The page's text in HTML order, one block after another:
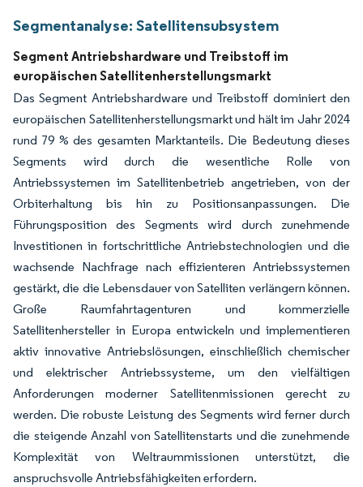
Segmentanalyse: Satellitensubsystem
Segment Antriebshardware und Treibstoff im
europäischen Satellitenherstellungsmarkt
Das Segment Antriebshardware und Treibstoff dominiert den
europäischen Satellitenherstellungsmarkt und hält im Jahr 2024
rund 79 % des gesamten Marktanteils. Die Bedeutung dieses
Segments wird durch die wesentliche Rolle von
Antriebssystemen im Satellitenbetrieb angetrieben, von der
Orbiterhaltung bis hin zu Positionsanpassungen. Die
Führungsposition des Segments wird durch zunehmende
Investitionen in fortschrittliche Antriebstechnologien und die
wachsende Nachfrage nach effizienteren Antriebssystemen
gestärkt, die die Lebensdauer von Satelliten verlängern können.
Große Raumfahrtagenturen und kommerzielle
Satellitenhersteller in Europa entwickeln und implementieren
aktiv innovative Antriebslösungen, einschließlich chemischer
und elektrischer Antriebssysteme, um den vielfältigen
Anforderungen moderner Satellitenmissionen gerecht zu
werden. Die robuste Leistung des Segments wird ferner durch
die steigende Anzahl von Satellitenstarts und die zunehmende
Komplexität von Weltraummissionen unterstützt, die
anspruchsvolle Antriebsfähigkeiten erfordern.